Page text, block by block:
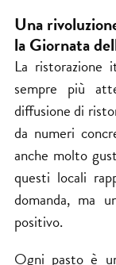
Una
la Giornata
La ristorazione
sempre più
diffusione di
da numeri
anche molto
questi locali
domanda, ma
positivo.
Ogni pasto è